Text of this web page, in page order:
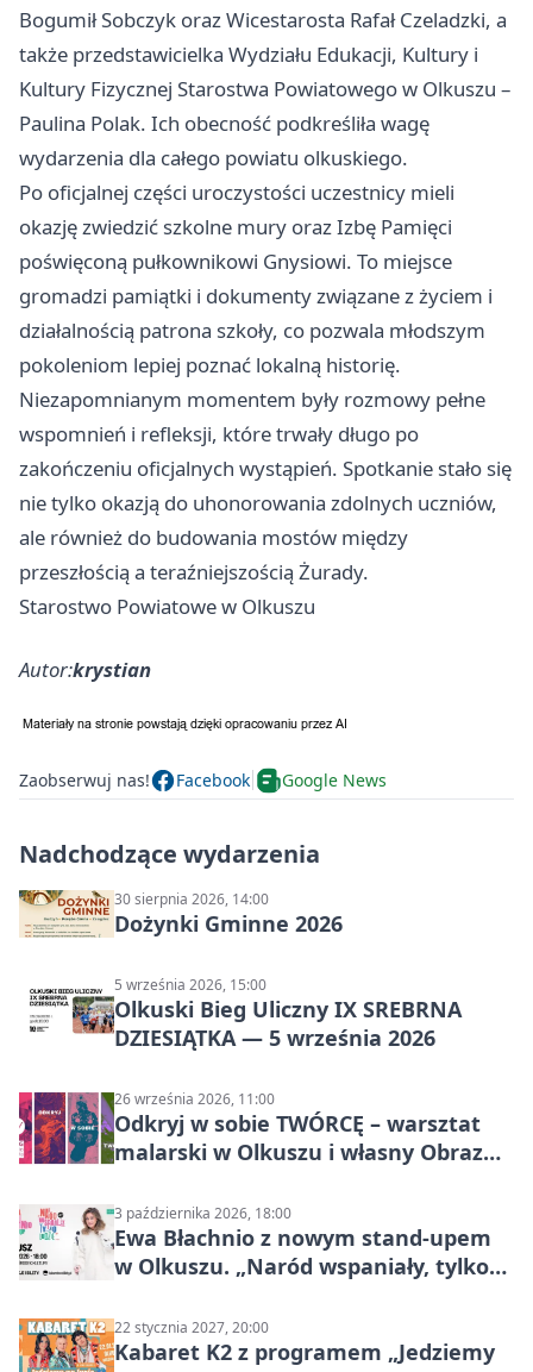
Bogumił Sobczyk oraz Wicestarosta Rafał Czeladzki, a
także przedstawicielka Wydziału Edukacji, Kultury i
Kultury Fizycznej Starostwa Powiatowego w Olkuszu –
Paulina Polak. Ich obecność podkreśliła wagę
wydarzenia dla całego powiatu olkuskiego.
Po oficjalnej części uroczystości uczestnicy mieli
okazję zwiedzić szkolne mury oraz Izbę Pamięci
poświęconą pułkownikowi Gnysiowi. To miejsce
gromadzi pamiątki i dokumenty związane z życiem i
działalnością patrona szkoły, co pozwala młodszym
pokoleniom lepiej poznać lokalną historię.
Niezapomnianym momentem były rozmowy pełne
wspomnień i refleksji, które trwały długo po
zakończeniu oficjalnych wystąpień. Spotkanie stało się
nie tylko okazją do uhonorowania zdolnych uczniów,
ale również do budowania mostów między
przeszłością a teraźniejszością Żurady.
Starostwo Powiatowe w Olkuszu
Autor:krystian
Zaobserwuj nas! Facebook Google News
Nadchodzące wydarzenia
30 sierpnia 2026, 14:00
Dożynki Gminne 2026
5 września 2026, 15:00
Olkuski Bieg Uliczny IX SREBRNA
DZIESIĄTKA — 5 września 2026
26 września 2026, 11:00
Odkryj w sobie TWÓRCĘ – warsztat
malarski w Olkuszu i własny Obraz
3 października 2026, 18:00
Ewa Błachnio z nowym stand-upem
w Olkuszu. „Naród wspaniały, tylko
22 stycznia 2027, 20:00
Kabaret K2 z programem „Jedziemy